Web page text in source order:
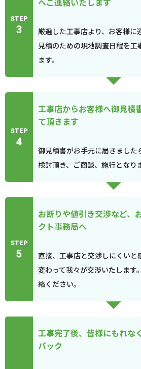
STEP
3
厳選した工事店より、お客様に
見積のための現地調査日程を工
ます。
STEP
4
工事店からお客様へ御見積
て頂きます
御見積書がお手元に届きました
検討頂き、ご商談、施行となり
STEP
5
お断りや値引き交渉など、
クト事務局へ
直接、工事店と交渉しにくいと
変わって我々が交渉いたします
絡ください。
工事完了後、皆様にもれな
バック